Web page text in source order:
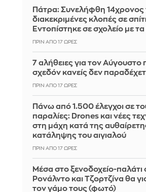
Πάτρα: Συνελήφθη 14χρονος
διακεκριμένες κλοπές σε
Εντοπίστηκε σε σχολείο με τα
ΠΡΙΝ ΑΠΌ 17 ΏΡΕΣ
7 αλήθειες για τον Αύγουστο
σχεδόν κανείς δεν
ΠΡΙΝ ΑΠΌ 17 ΏΡΕΣ
Πάνω από 1.500 έλεγχοι σε
παραλίες: Drones και νέες
στη μάχη κατά της
κατάληψης του αιγιαλού
ΠΡΙΝ ΑΠΌ 17 ΏΡΕΣ
Μέσα στο ξενοδοχείο-παλάτι
Ρονάλντο και Τζορτζίνα θα
τον γάμο τους (φωτό)